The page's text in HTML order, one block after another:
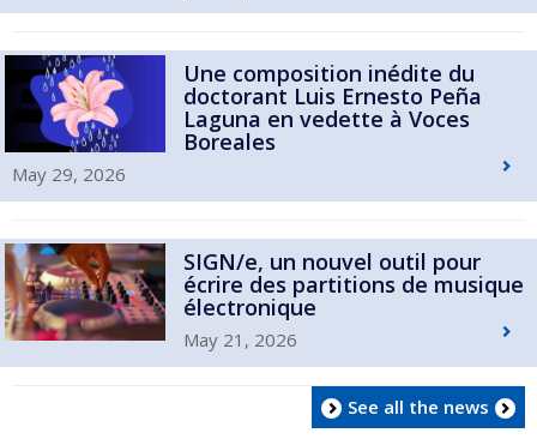
Une composition inédite du
doctorant Luis Ernesto Peña
Laguna en vedette à Voces
Boreales
May 29, 2026
SIGN/e, un nouvel outil pour
écrire des partitions de musique
électronique
May 21, 2026
See all the news